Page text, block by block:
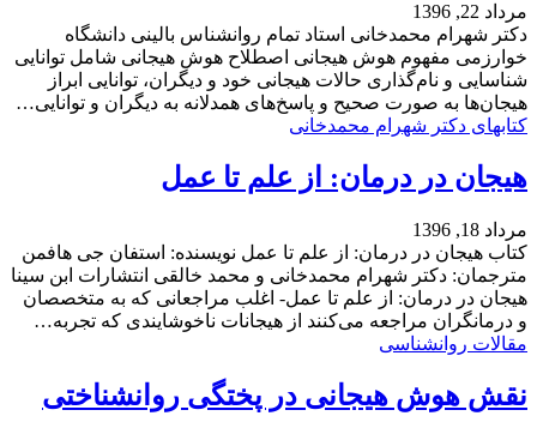
مرداد 22, 1396
دکتر شهرام محمدخانی استاد تمام روانشناس بالینی دانشگاه
خوارزمی مفهوم هوش هیجانی اصطلاح هوش هیجانی شامل توانایی
شناسایی و نام‌گذاری حالات هیجانی خود و دیگران، توانایی ابراز
هیجان‌ها به صورت صحیح و پاسخ‌های همدلانه به دیگران و توانایی…
کتابهای دکتر شهرام محمدخانی
هیجان در درمان: از علم تا عمل
مرداد 18, 1396
کتاب هیجان در درمان: از علم تا عمل نویسنده: استفان جی هافمن
مترجمان: دکتر شهرام محمدخانی و محمد خالقی انتشارات ابن سینا
هیجان در درمان: از علم تا عمل- اغلب مراجعانی که به متخصصان
و درمانگران مراجعه می‌کنند از هیجانات ناخوشایندی که تجربه…
مقالات روانشناسی
نقش هوش هیجانی در پختگی روانشناختی